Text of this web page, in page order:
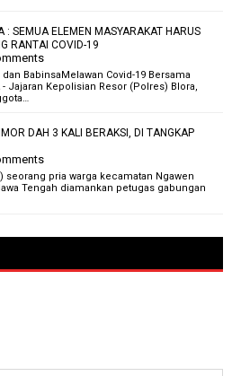
: SEMUA ELEMEN MASYARAKAT HARUS
RANTAI COVID-19
BabinsaMelawan Covid-19 Bersama
- Jajaran Kepolisian Resor (Polres) Blora,
DAH 3 KALI BERAKSI, DI TANGKAP
seorang pria warga kecamatan Ngawen
Tengah diamankan petugas gabungan